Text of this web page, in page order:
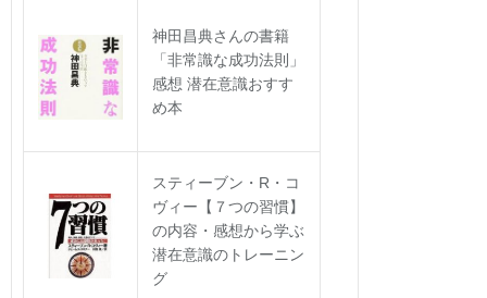
神田昌典さんの書籍
「非常識な成功法則」
感想 潜在意識おすす
め本
スティーブン・R・コ
ヴィー【７つの習慣】
の内容・感想から学ぶ
潜在意識のトレーニン
グ